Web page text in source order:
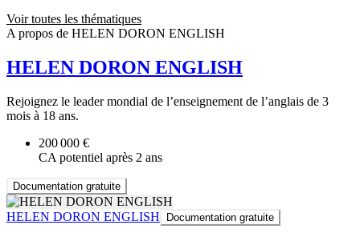
Voir toutes les thématiques
A propos de HELEN DORON ENGLISH
HELEN DORON ENGLISH
Rejoignez le leader mondial de l’enseignement de l’anglais de 3
mois à 18 ans.
200 000 €
CA potentiel après 2 ans
Documentation gratuite
HELEN DORON ENGLISH Documentation gratuite